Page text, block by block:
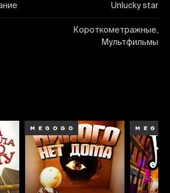
Unlucky star
Короткометражные,
Мультфильмы